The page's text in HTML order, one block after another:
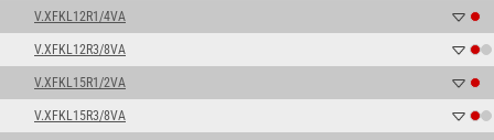
V.XFKL12R1/4VA
V.XFKL12R3/8VA
V.XFKL15R1/2VA
V.XFKL15R3/8VA